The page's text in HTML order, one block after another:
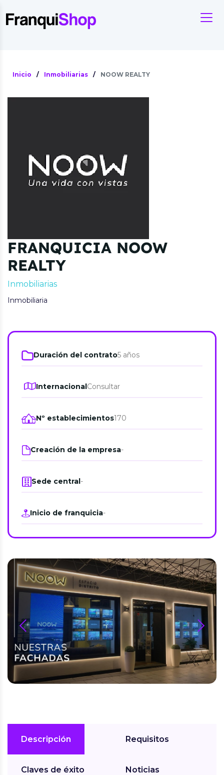
Inicio / Inmobiliarias / NOOW REALTY
FRANQUICIA NOOW
REALTY
Inmobiliarias
Inmobiliaria
Duración del contrato5 años
InternacionalConsultar
Nº establecimientos170
Creación de la empresa-
Sede central-
Inicio de franquicia-
prev next
Descripción
Claves de éxito
Requisitos
Noticias